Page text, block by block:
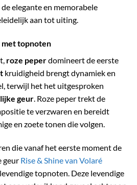
elegante en memorabele
aan tot uiting.
met topnoten
roze peperdomineert de eerste
kruidigheid brengt dynamiek en
terwijl het het uitgesproken
geur. Roze peper trekt de
te verzwaren en bereidt
en zoete tonen die volgen.
die vanaf het eerste moment de
geur Rise & Shine van Volaré
topnoten. Deze levendige